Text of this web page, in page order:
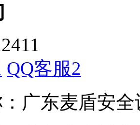
QQ客服2
广东麦盾安